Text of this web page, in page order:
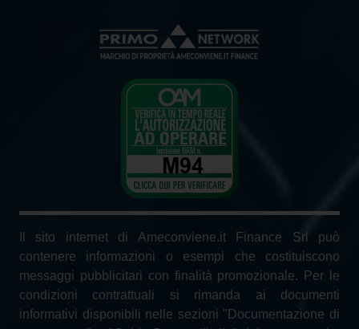
Il sito internet di Ameconviene.it Finance Srl può
contenere informazioni o esempi che costituiscono
messaggi pubblicitari con finalità promozionale. Per le
condizioni contrattuali si rimanda ai documenti
informativi disponibili nelle sezioni "Documentazione di